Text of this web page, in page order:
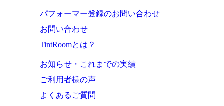
パフォーマー登録のお問い合わせ
お問い合わせ
TintRoomとは？
お知らせ・これまでの実績
ご利用者様の声
よくあるご質問